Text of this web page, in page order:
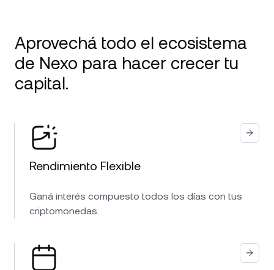
Aprovechá todo el ecosistema
de Nexo para hacer crecer tu
capital.
Rendimiento Flexible
Ganá interés compuesto todos los días con tus
criptomonedas.